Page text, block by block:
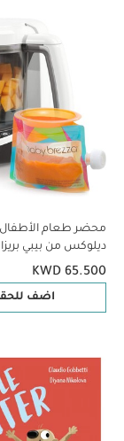
محضر طعام
ديلوكس من بيبي بريزا
KWD 65.500
اضف